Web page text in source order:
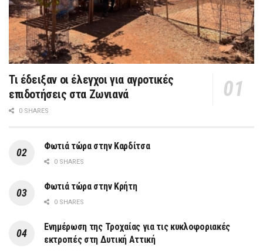
Τι έδειξαν οι έλεγχοι για αγροτικές
επιδοτήσεις στα Ζωνιανά
0 SHARES
Φωτιά τώρα στην Καρδίτσα
0 SHARES
Φωτιά τώρα στην Κρήτη
0 SHARES
Ενημέρωση της Τροχαίας για τις κυκλοφοριακές
εκτροπές στη Δυτική Αττική